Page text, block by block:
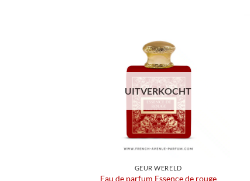
UITVERKOCHT
GEUR WERELD
Eau de parfum Essence de rouge